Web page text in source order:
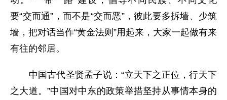
要“交而通”，而不是“交而恶”，彼此要多拆墙、少筑
墙，把对话当作“黄金法则”用起来，大家一起做有来
有往的邻居。
中国古代圣贤孟子说：“立天下之正位，行天下
之大道。”中国对中东的政策举措坚持从事情本身的